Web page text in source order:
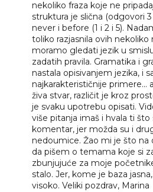
nekoliko fraza koje ne
struktura je slična (odgovori
never i before (1 i 2 i 5).
toliko razjasnila ovih
moramo gledati jezik u
zadatih pravila. Gramatika i
nastala opisivanjem jezika, i
najkarakterističnije primere...
živa stvar, različit je kroz
je svaku upotrebu opisati.
više pitanja imaš i hvala ti što
komentar, jer možda su i
nedoumice. Žao mi je što
da pišem o temama koje si
zbunjujuće za moje
stalo. Jer, kome je baza
visoko. Veliki pozdrav, Marina